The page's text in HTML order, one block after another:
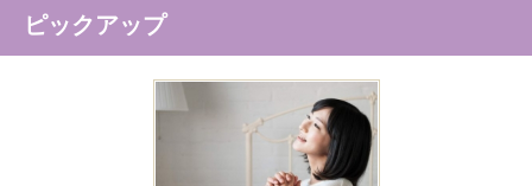
ピックアップ